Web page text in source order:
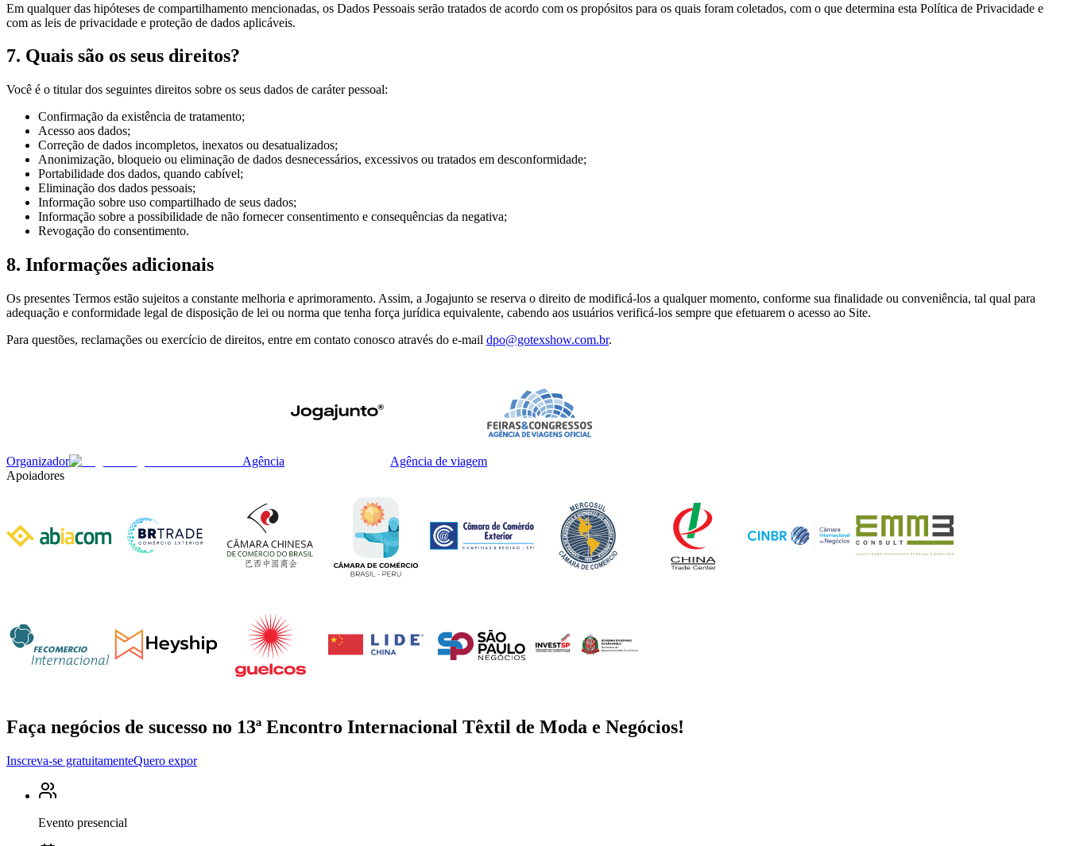
Em qualquer das hipóteses de compartilhamento mencionadas, os Dados Pessoais serão tratados de acordo com os propósitos para os quais foram coletados, com o que determina esta Política de Privacidade e
com as leis de privacidade e proteção de dados aplicáveis.
7. Quais são os seus direitos?
Você é o titular dos seguintes direitos sobre os seus dados de caráter pessoal:
Confirmação da existência de tratamento;
Acesso aos dados;
Correção de dados incompletos, inexatos ou desatualizados;
Anonimização, bloqueio ou eliminação de dados desnecessários, excessivos ou tratados em desconformidade;
Portabilidade dos dados, quando cabível;
Eliminação dos dados pessoais;
Informação sobre uso compartilhado de seus dados;
Informação sobre a possibilidade de não fornecer consentimento e consequências da negativa;
Revogação do consentimento.
8. Informações adicionais
Os presentes Termos estão sujeitos a constante melhoria e aprimoramento. Assim, a Jogajunto se reserva o direito de modificá-los a qualquer momento, conforme sua finalidade ou conveniência, tal qual para
adequação e conformidade legal de disposição de lei ou norma que tenha força jurídica equivalente, cabendo aos usuários verificá-los sempre que efetuarem o acesso ao Site.
Para questões, reclamações ou exercício de direitos, entre em contato conosco através do e-mail dpo@gotexshow.com.br.
Organizador Agência
Agência de viagem
Apoiadores
Faça negócios de sucesso no 13ª Encontro Internacional Têxtil de Moda e Negócios!
Inscreva-se gratuitamenteQuero expor
Evento presencial